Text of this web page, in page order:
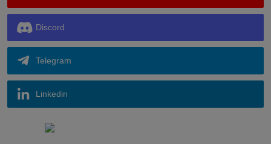
Discord
Telegram
Linkedin